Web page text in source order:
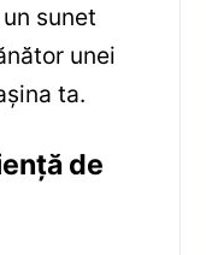
sunet
unei
ta.
de